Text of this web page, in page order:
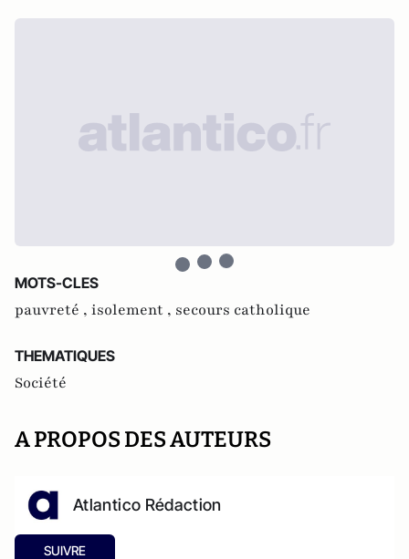
MOTS-CLES
pauvreté , isolement , secours catholique
THEMATIQUES
Société
A PROPOS DES AUTEURS
Atlantico Rédaction
SUIVRE